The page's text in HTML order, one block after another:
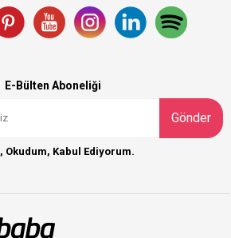
E-Bülten Aboneliği
Gönder
, Okudum, Kabul Ediyorum.